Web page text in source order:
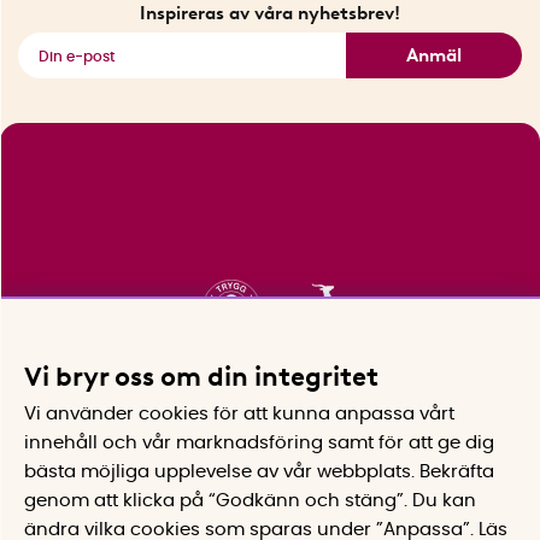
Inspireras av våra nyhetsbrev!
Anmäl
Vi bryr oss om din integritet
Vi använder cookies för att kunna anpassa vårt
innehåll och vår marknadsföring samt för att ge dig
bästa möjliga upplevelse av vår webbplats.
Bekräfta
genom att klicka på “Godkänn och stäng”. Du kan
ändra vilka cookies som sparas under ”Anpassa”.
Läs